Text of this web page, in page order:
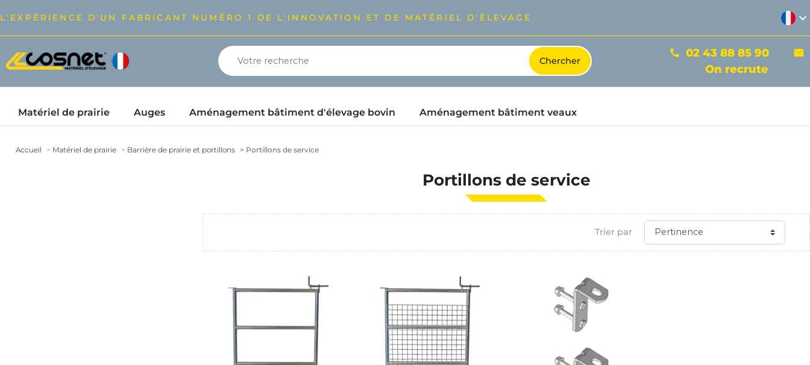
L'EXPÉRIENCE D’UN FABRICANT NUMÉRO 1 DE L'INNOVATION ET DE MATÉRIEL D'ÉLEVAGE expand_more
phone 02 43 88 85 90 mail
On recrute
Matériel de prairie Auges Aménagement bâtiment d'élevage bovin Aménagement bâtiment veaux
Accueil Matériel de prairie Barrière de prairie et portillons Portillons de service
Portillons de service
Trier par